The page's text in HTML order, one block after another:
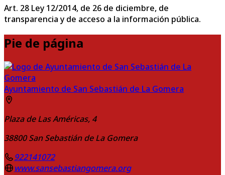
Art. 28 Ley 12/2014, de 26 de diciembre, de
transparencia y de acceso a la información pública.
Pie de página
Ayuntamiento de San Sebastián de La Gomera
Plaza de Las Américas, 4
38800 San Sebastián de La Gomera
922141072
www.sansebastiangomera.org